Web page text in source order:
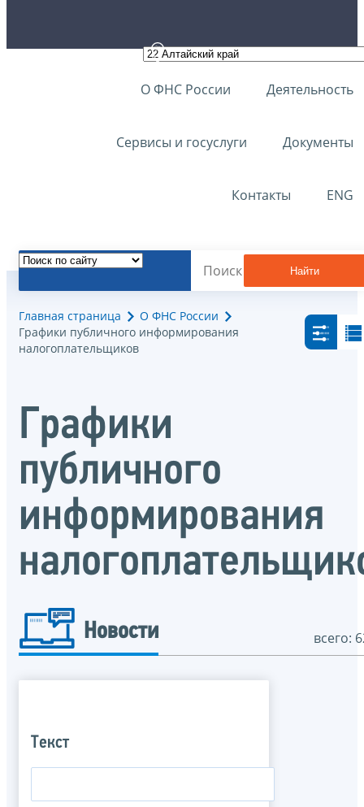
О ФНС России Деятельность
Сервисы и госуслуги Документы
Контакты ENG
Найти
Главная страница
О ФНС России
Графики публичного информирования
налогоплательщиков
Графики
публичного
информирования
Новости всего:
Текст